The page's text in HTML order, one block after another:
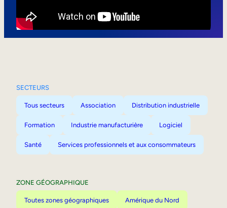
SECTEURS
Tous secteurs Association Distribution industrielle
Formation Industrie manufacturière Logiciel
Santé Services professionnels et aux consommateurs
ZONE GÉOGRAPHIQUE
Toutes zones géographiques Amérique du Nord